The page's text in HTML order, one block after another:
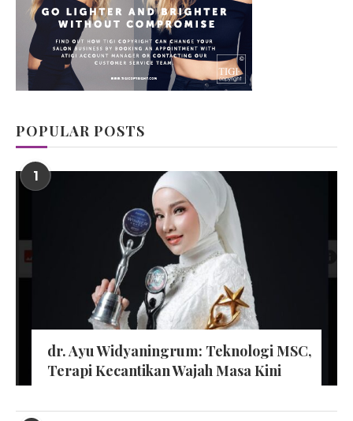
POPULAR POSTS
1
dr. Ayu Widyaningrum: Teknologi MSC,
Terapi Kecantikan Wajah Masa Kini